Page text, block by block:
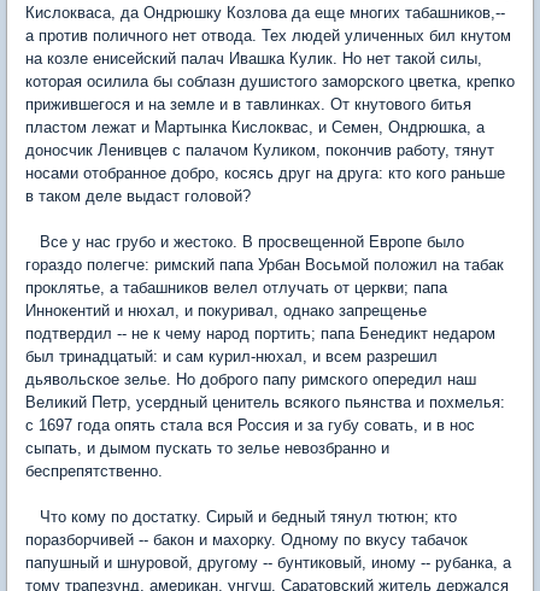
Кислокваса, да Ондрюшку Козлова да еще многих табашников,--
а против поличного нет отвода. Тех людей уличенных бил кнутом
на козле енисейский палач Ивашка Кулик. Но нет такой силы,
которая осилила бы соблазн душистого заморского цветка, крепко
прижившегося и на земле и в тавлинках. От кнутового битья
пластом лежат и Мартынка Кислоквас, и Семен, Ондрюшка, а
доносчик Ленивцев с палачом Куликом, покончив работу, тянут
носами отобранное добро, косясь друг на друга: кто кого раньше
в таком деле выдаст головой?
Все у нас грубо и жестоко. В просвещенной Европе было
гораздо полегче: римский папа Урбан Восьмой положил на табак
проклятье, а табашников велел отлучать от церкви; папа
Иннокентий и нюхал, и покуривал, однако запрещенье
подтвердил -- не к чему народ портить; папа Бенедикт недаром
был тринадцатый: и сам курил-нюхал, и всем разрешил
дьявольское зелье. Но доброго папу римского опередил наш
Великий Петр, усердный ценитель всякого пьянства и похмелья:
с 1697 года опять стала вся Россия и за губу совать, и в нос
сыпать, и дымом пускать то зелье невозбранно и
беспрепятственно.
Что кому по достатку. Сирый и бедный тянул тютюн; кто
поразборчивей -- бакон и махорку. Одному по вкусу табачок
папушный и шнуровой, другому -- бунтиковый, иному -- рубанка, а
тому трапезунд, американ, унгуш. Саратовский житель держался